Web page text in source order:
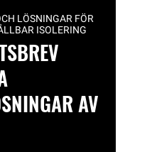
LÖSNINGAR FÖR
ISOLERING
AV